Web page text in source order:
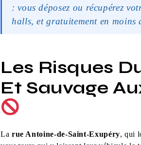
: vous déposez ou récupérez
halls, et gratuitement en moins
Les Risques
Et Sauvage
La rue Antoine-de-Saint-Exupéry, qui